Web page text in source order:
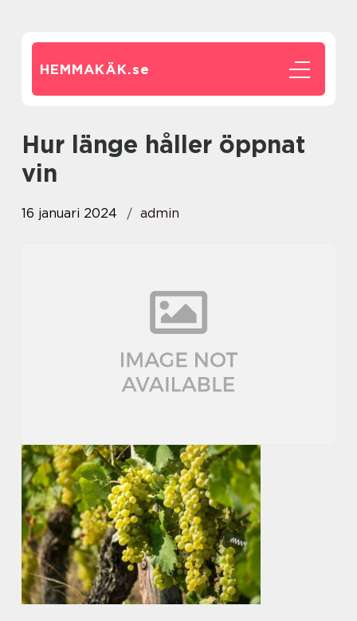
HEMMAKÄK.se
hur länge håller öppnat
vin
16 januari 2024 admin